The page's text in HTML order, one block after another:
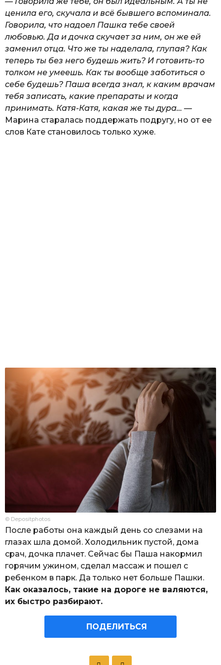
ценила его, скучала и всё бывшего вспоминала.
Говорила, что надоел Пашка тебе своей
любовью. Да и дочка скучает за ним, он же ей
заменил отца. Что же ты наделала, глупая? Как
теперь ты без него будешь жить? И готовить-то
толком не умеешь. Как ты вообще заботиться о
себе будешь? Паша всегда знал, к каким врачам
тебя записать, какие препараты и когда
принимать. Катя-Катя, какая же ты дура… —
Марина старалась поддержать подругу, но от ее
слов Кате становилось только хуже.
© Depositphotos
После работы она каждый день со слезами на
глазах шла домой. Холодильник пустой, дома
срач, дочка плачет. Сейчас бы Паша накормил
горячим ужином, сделал массаж и пошел с
ребенком в парк. Да только нет больше Пашки.
Как оказалось, такие на дороге не валяются,
их быстро разбирают.
ПОДЕЛИТЬСЯ